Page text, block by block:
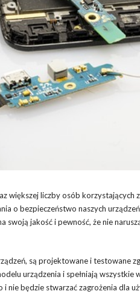
większej liczby osób korzystających
o bezpieczeństwo naszych
swoją jakość i pewność, że nie
są projektowane i testowane
urządzenia i spełniają wszystkie
i nie będzie stwarzać zagrożenia dla